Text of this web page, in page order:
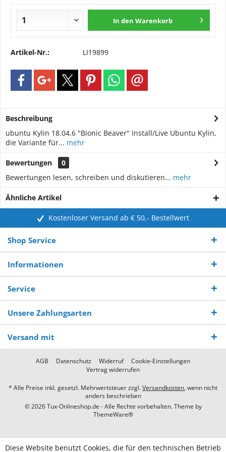
In den Warenkorb
Artikel-Nr.: LI19899
Beschreibung
ubuntu Kylin 18.04.6 "Bionic Beaver" Install/Live Ubuntu Kylin,
die Variante für... mehr
Bewertungen
0
Bewertungen lesen, schreiben und diskutieren... mehr
Ähnliche Artikel
Kostenloser Versand ab € 50,- Bestellwert
Shop Service
Informationen
Service
Unsere Zahlungsarten
Versand mit
AGB Datenschutz Widerruf
Cookie-Einstellungen
Vertrag widerrufen
* Alle Preise inkl. gesetzl. Mehrwertsteuer zzgl.Versandkosten, wenn nicht
anders beschrieben
© 2026 Tux-Onlineshop.de - Alle Rechte vorbehalten. Theme by
ThemeWare®
Diese Website benutzt Cookies, die für den technischen Betrieb